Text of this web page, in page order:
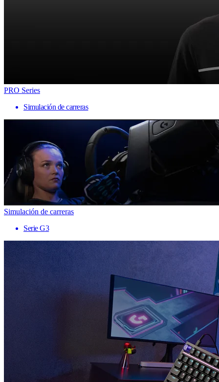
PRO Series
Simulación de carreras
Simulación de carreras
Serie G3